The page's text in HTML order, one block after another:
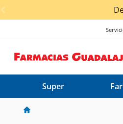
< div class="carousel-inner">
Super